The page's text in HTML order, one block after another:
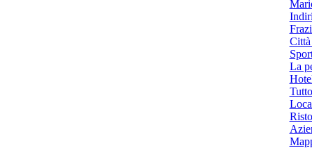
Città
La